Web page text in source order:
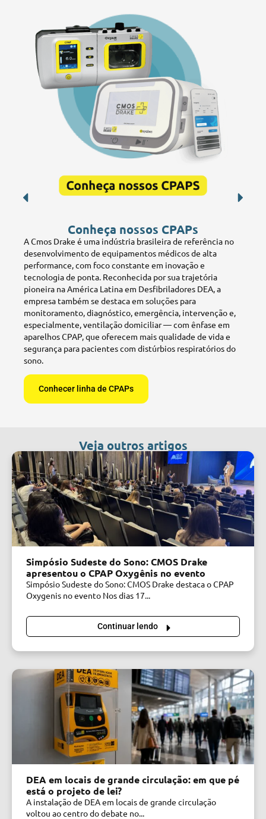
Conheça nossos CPAPs
A Cmos Drake é uma indústria brasileira de referência no
desenvolvimento de equipamentos médicos de alta
performance, com foco constante em inovação e
tecnologia de ponta. Reconhecida por sua trajetória
pioneira na América Latina em Desfibriladores DEA, a
empresa também se destaca em soluções para
monitoramento, diagnóstico, emergência, intervenção e,
especialmente, ventilação domiciliar — com ênfase em
aparelhos CPAP, que oferecem mais qualidade de vida e
segurança para pacientes com distúrbios respiratórios do
sono.
Conhecer linha de CPAPs
Veja outros artigos
Simpósio Sudeste do Sono: CMOS Drake
apresentou o CPAP Oxygênis no evento
Simpósio Sudeste do Sono: CMOS Drake destaca o CPAP
Oxygenis no evento Nos dias 17...
Continuar lendo
DEA em locais de grande circulação: em que pé
está o projeto de lei?
A instalação de DEA em locais de grande circulação
voltou ao centro do debate no...